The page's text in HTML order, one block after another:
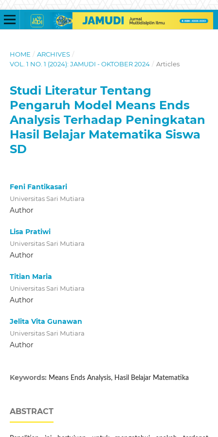
HOME / ARCHIVES /
VOL. 1 NO. 1 (2024): JAMUDI - OKTOBER 2024 / Articles
Studi Literatur Tentang
Pengaruh Model Means Ends
Analysis Terhadap Peningkatan
Hasil Belajar Matematika Siswa
SD
Feni Fantikasari
Universitas Sari Mutiara
Author
Lisa Pratiwi
Universitas Sari Mutiara
Author
Titian Maria
Universitas Sari Mutiara
Author
Jelita Vita Gunawan
Universitas Sari Mutiara
Author
Keywords: Means Ends Analysis, Hasil Belajar Matematika
ABSTRACT